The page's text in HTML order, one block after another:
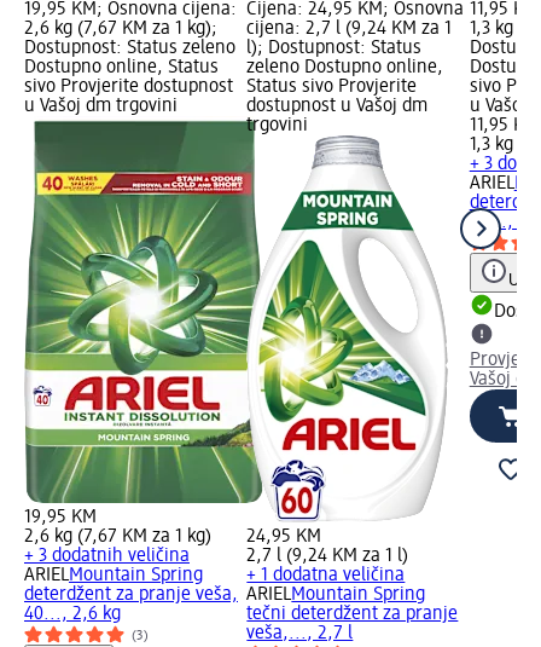
19,95 KM; Osnovna cijena:
2,6 kg (7,67 KM za 1 kg);
Dostupnost: Status zeleno
Dostupno online, Status
sivo Provjerite dostupnost
u Vašoj dm trgovini
19,95 KM
2,6 kg (7,67 KM za 1 kg)
+ 3 dodatnih veličina
ARIELMountain Spring
deterdžent za pranje veša,
40..., 2,6 kg
(3)
Cijena: 24,95 KM; Osnovna
cijena: 2,7 l (9,24 KM za 1
l); Dostupnost: Status
zeleno Dostupno online,
Status sivo Provjerite
dostupnost u Vašoj dm
trgovini
24,95 KM
2,7 l (9,24 KM za 1 l)
+ 1 dodatna veličina
ARIELMountain Spring
tečni deterdžent za pranje
veša,..., 2,7 l
11,95
1,3 kg
sivo
u Vašoj
11,95 KM
1,3 kg
+ 3
ARIEL
20...,
Vašoj